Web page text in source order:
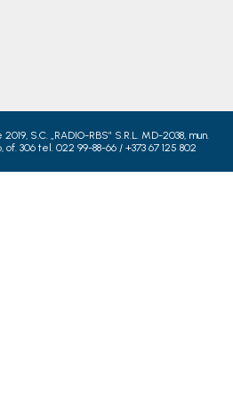
S.C. „RADIO-RBS” S.R.L. MD-2038, mun.
of. 306 tel. 022 99-88-66 / +373 67 125 802